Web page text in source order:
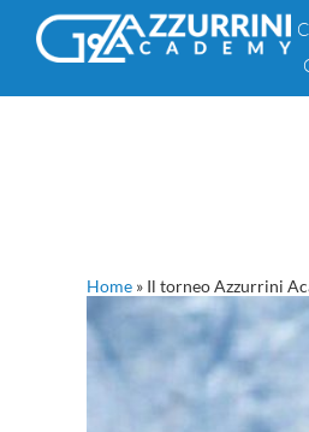
Home » Il torneo Azzurrini